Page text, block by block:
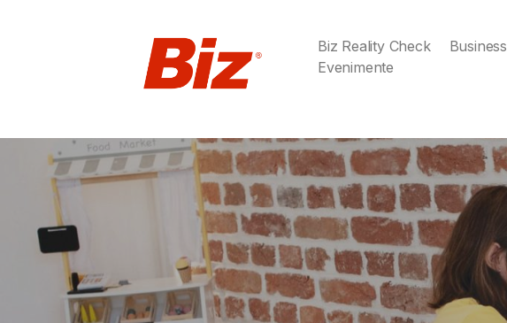
Biz Reality Check Business
Evenimente